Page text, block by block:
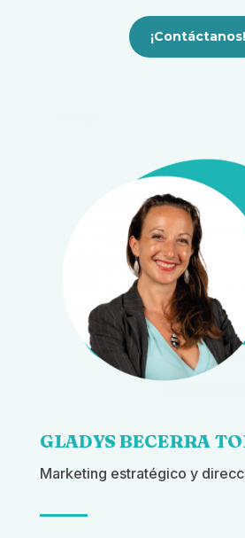
¡Contáctanos!
GLADYS BECERRA
Marketing estratégico y